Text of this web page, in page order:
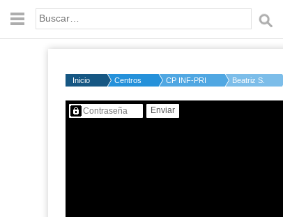
Palabra o frase:
Inicio Centros CP INF-PRI MESETA DE...
Beatriz S.
Contenido protegido…